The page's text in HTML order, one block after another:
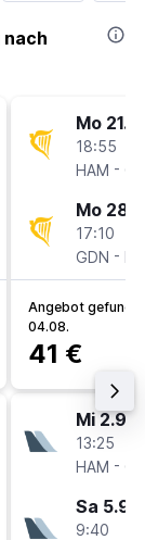
nach
Mo 21.9.
18:55
HAM -
Mo
17:10
GDN -
Angebot
04.08.
41 €
Mi 2.9.
13:25
HAM -
Sa 5.9.
9:40